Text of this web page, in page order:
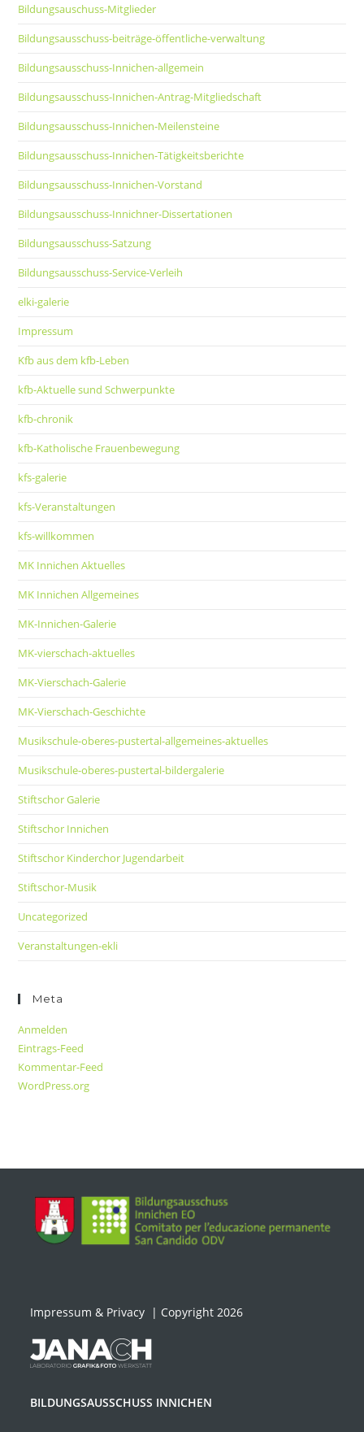
Bildungsauschuss-Mitglieder
Bildungsausschuss-beiträge-öffentliche-verwaltung
Bildungsausschuss-Innichen-allgemein
Bildungsausschuss-Innichen-Antrag-Mitgliedschaft
Bildungsausschuss-Innichen-Meilensteine
Bildungsausschuss-Innichen-Tätigkeitsberichte
Bildungsausschuss-Innichen-Vorstand
Bildungsausschuss-Innichner-Dissertationen
Bildungsausschuss-Satzung
Bildungsausschuss-Service-Verleih
elki-galerie
Impressum
Kfb aus dem kfb-Leben
kfb-Aktuelle sund Schwerpunkte
kfb-chronik
kfb-Katholische Frauenbewegung
kfs-galerie
kfs-Veranstaltungen
kfs-willkommen
MK Innichen Aktuelles
MK Innichen Allgemeines
MK-Innichen-Galerie
MK-vierschach-aktuelles
MK-Vierschach-Galerie
MK-Vierschach-Geschichte
Musikschule-oberes-pustertal-allgemeines-aktuelles
Musikschule-oberes-pustertal-bildergalerie
Stiftschor Galerie
Stiftschor Innichen
Stiftschor Kinderchor Jugendarbeit
Stiftschor-Musik
Uncategorized
Veranstaltungen-ekli
Meta
Anmelden
Eintrags-Feed
Kommentar-Feed
WordPress.org
Impressum & Privacy | Copyright 2026
BILDUNGSAUSSCHUSS INNICHEN